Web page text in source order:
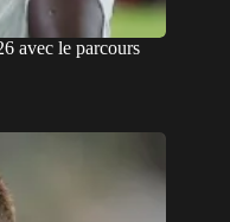
avec le parcours